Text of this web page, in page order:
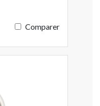
Comparer